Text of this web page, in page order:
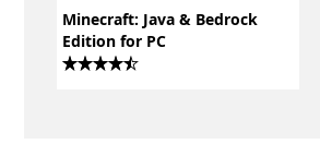
Minecraft: Java & Bedrock
Edition for PC